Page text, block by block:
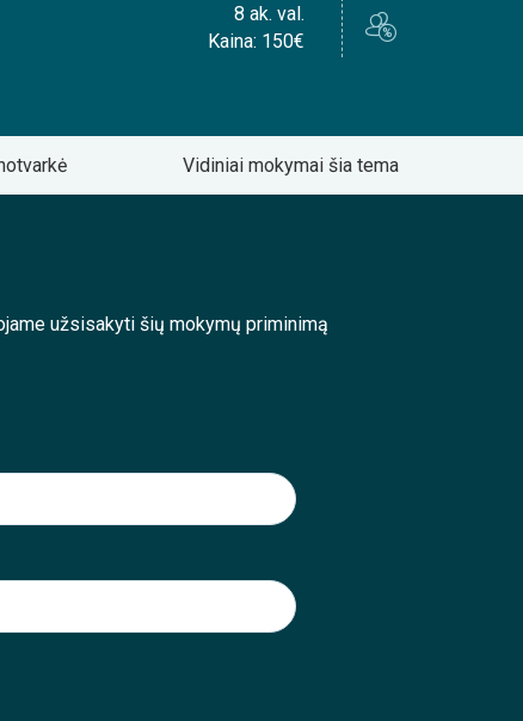
8 ak. val.
Kaina: 150€
Vidiniai mokymai šia tema
užsisakyti šių mokymų priminimą